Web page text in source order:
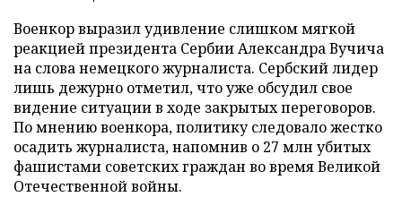
Военкор выразил удивление слишком мягкой
реакцией президента Сербии Александра Вучича
на слова немецкого журналиста. Сербский лидер
лишь дежурно отметил, что уже обсудил свое
видение ситуации в ходе закрытых переговоров.
По мнению военкора, политику следовало жестко
осадить журналиста, напомнив о 27 млн убитых
фашистами советских граждан во время Великой
Отечественной войны.